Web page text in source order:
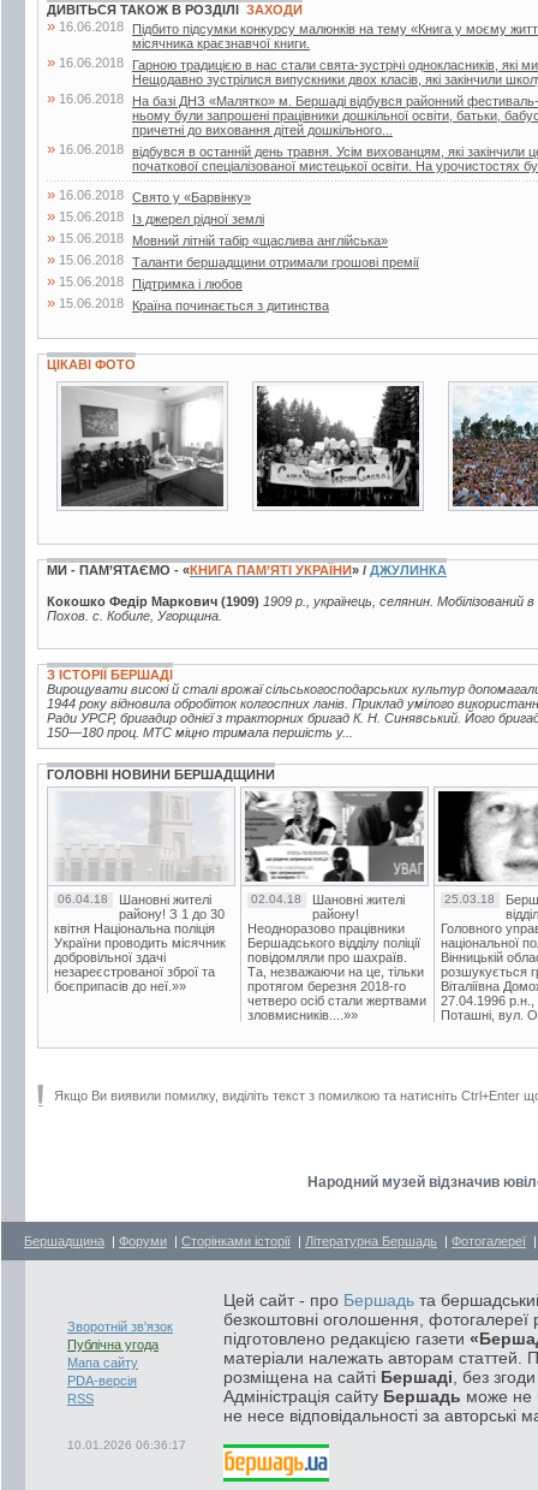
ДИВІТЬСЯ ТАКОЖ В РОЗДІЛІ ЗАХОДИ
» 16.06.2018
Підбито підсумки конкурсу малюнків на тему «Книга у моєму
місячника краєзнавчої книги.
» 16.06.2018
Гарною традицією в нас стали свята-зустрічі однокласників, які
Нещодавно зустрілися випускники двох класів, які закінчили
» 16.06.2018
На базі ДНЗ «Малятко» м. Бершаді відбувся районний
ньому були запрошені працівники дошкільної освіти, батьки,
причетні до виховання дітей дошкільного...
» 16.06.2018 відбувся в останній день травня. Усім вихованцям, які
початкової спеціалізованої мистецької освіти. На урочистостях
» 16.06.2018 Свято у «Барвінку»
» 15.06.2018 Із джерел рідної землі
» 15.06.2018 Мовний літній табір «щаслива англійська»
» 15.06.2018 Таланти бершадщини отримали грошові премії
» 15.06.2018 Підтримка і любов
» 15.06.2018 Країна починається з дитинства
ЦІКАВІ ФОТО
5 фото 3 фото 28 фото
МИ - ПАМ’ЯТАЄМО - «КНИГА ПАМ’ЯТІ УКРАЇНИ» / ДЖУЛИНКА
Кокошко Федір Маркович (1909) 1909 р., українець, селянин.
Похов. с. Кобиле, Угорщина.
З ІСТОРІЇ БЕРШАДІ
Вирощувати високі й сталі врожаї сільськогосподарських культур
1944 року відновила обробіток колгоспних ланів. Приклад умілого
Ради УРСР, бригадир однієї з тракторних бригад К. Н. Синявський. Його
150—180 проц. МТС міцно тримала першість у...
ГОЛОВНІ НОВИНИ БЕРШАДЩИНИ
06.04.18
Шановні жителі
району! З 1 до 30
квітня Національна поліція
України проводить місячник
добровільної здачі
незареєстрованої зброї та
боєприпасів до неї.»»
02.04.18
Шановні жителі
району!
Неодноразово працівники
Бершадського відділу поліції
повідомляли про шахраїв.
Та, незважаючи на це, тільки
протягом березня 2018-го
четверо осіб стали жертвами
зловмисників....»»
25.03.18
Головного
національної
Вінницькій
розшукується
Віталіївна
27.04.1996 р.н.,
Поташні, вул.
Якщо Ви виявили помилку, виділіть текст з помилкою та натисніть Ctrl+Enter
Народний музей відзначив
Бершадщина | Форуми | Сторінками історії | Літературна Бершадь | Фотогалереї
Зворотній зв'язок
Публічна угода
Мапа сайту
PDA-версія
RSS
10.01.2026 06:36:17
Цей сайт - про Бершадь та
безкоштовні оголошення, фотогалереї
підготовлено редакцією газети
матеріали належать авторам статтей.
розміщена на сайті Бершаді , без
Адміністрація сайту Бершадь може не
не несе відповідальності за авторські